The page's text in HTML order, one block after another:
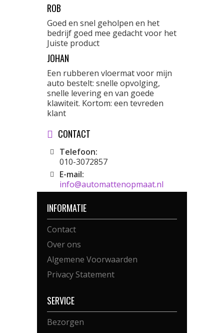
ROB
Goed en snel geholpen en het
bedrijf goed mee gedacht voor het
Juiste product
JOHAN
Een rubberen vloermat voor mijn
auto bestelt: snelle opvolging,
snelle levering en van goede
klawiteit. Kortom: een tevreden
klant
CONTACT
Telefoon:
010-3072857
E-mail:
info@automattenopmaat.nl
INFORMATIE
Contact
Over ons
Algemene Voorwaarden
Privacy Statement
SERVICE
Bezorgen